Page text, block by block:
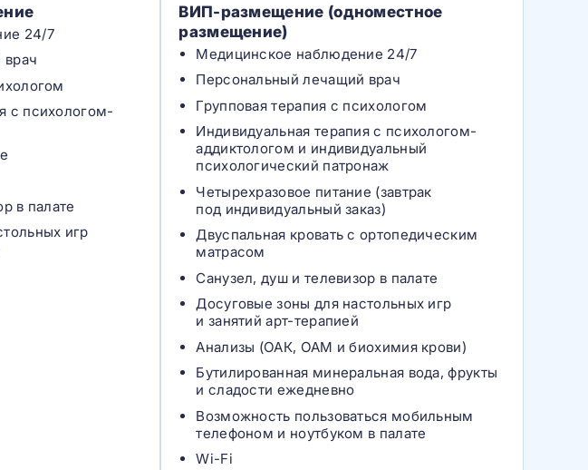
24/7
с психологом-
в палате
игр
ВИП-размещение (одноместное
размещение)
Медицинское наблюдение 24/7
Персональный лечащий врач
Групповая терапия с психологом
Индивидуальная терапия с психологом-
аддиктологом и индивидуальный
психологический патронаж
Четырехразовое питание (завтрак
под индивидуальный заказ)
Двуспальная кровать с ортопедическим
матрасом
Санузел, душ и телевизор в палате
Досуговые зоны для настольных игр
и занятий арт-терапией
Анализы (ОАК, ОАМ и биохимия крови)
Бутилированная минеральная вода, фрукты
и сладости ежедневно
Возможность пользоваться мобильным
телефоном и ноутбуком в палате
Wi-Fi